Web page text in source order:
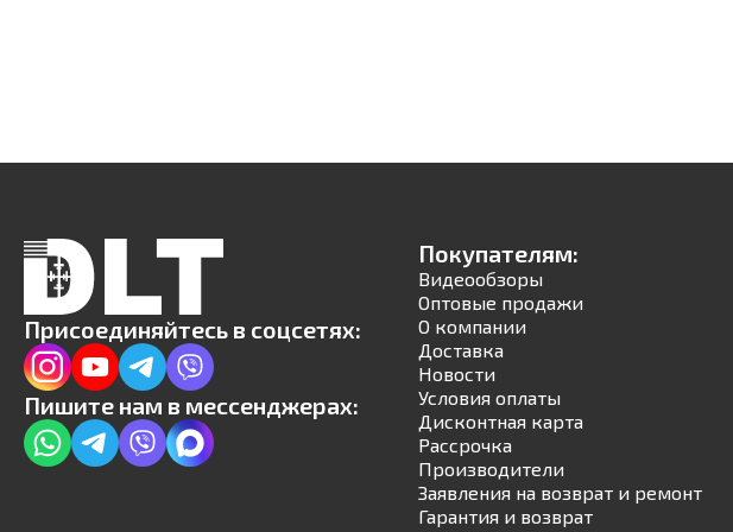
Присоединяйтесь в соцсетях:
Пишите нам в мессенджерах:
Покупателям:
Видеообзоры
Оптовые продажи
О компании
Доставка
Новости
Условия оплаты
Дисконтная карта
Рассрочка
Производители
Заявления на возврат и ремонт
Гарантия и возврат